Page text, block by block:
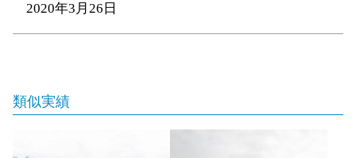
2020年3月26日
類似実績